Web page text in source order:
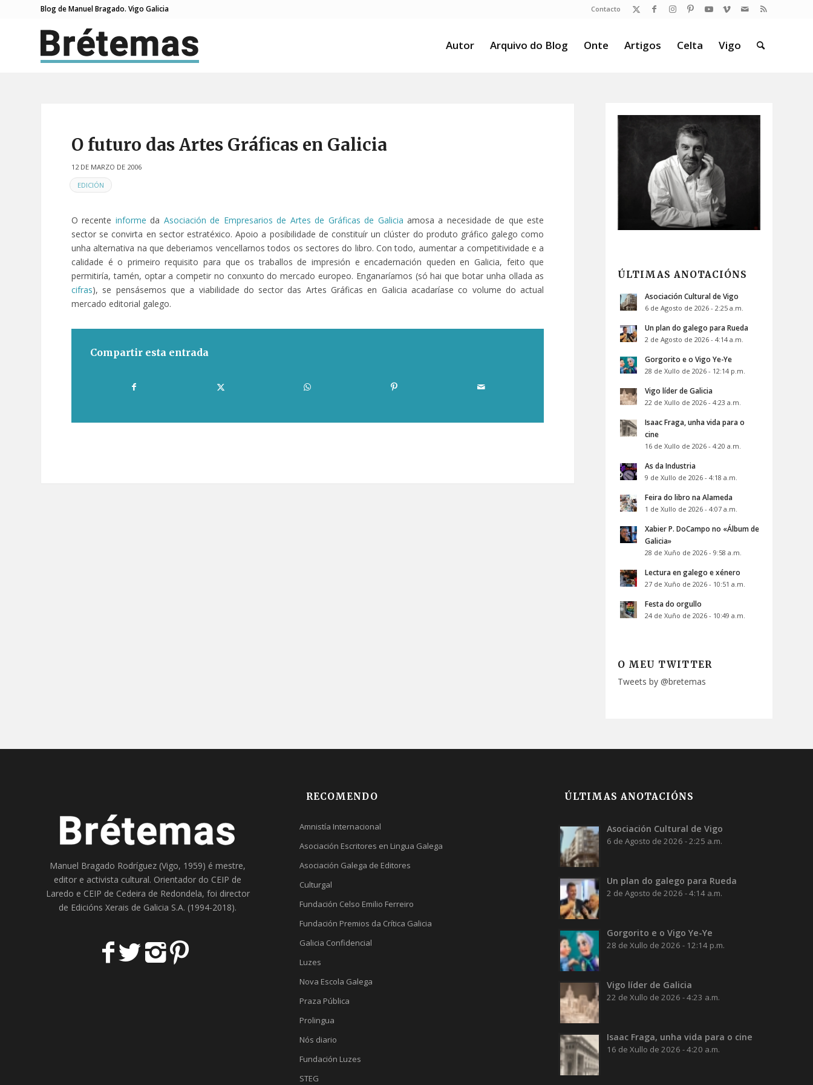
Contacto
Blog de Manuel Bragado. Vigo Galicia
Autor Arquivo do Blog Onte Artigos Celta Vigo
O futuro das Artes Gráficas en Galicia
12 DE MARZO DE 2006
EN
EDICIÓN
O recente informe da Asociación de Empresarios de Artes de Gráficas de Galicia amosa a necesidade de que este
sector se convirta en sector estratéxico. Apoio a posibilidade de constituír un clúster do produto gráfico galego como
unha alternativa na que deberiamos vencellarnos todos os sectores do libro. Con todo, aumentar a competitividade e a
calidade é o primeiro requisito para que os traballos de impresión e encadernación queden en Galicia, feito que
permitiría, tamén, optar a competir no conxunto do mercado europeo. Enganaríamos (só hai que botar unha ollada as
cifras), se pensásemos que a viabilidade do sector das Artes Gráficas en Galicia acadaríase co volume do actual
mercado editorial galego.
Compartir esta entrada
ÚLTIMAS ANOTACIÓNS
Asociación Cultural de Vigo
6 de Agosto de 2026 - 2:25 a.m.
Un plan do galego para Rueda
2 de Agosto de 2026 - 4:14 a.m.
Gorgorito e o Vigo Ye-Ye
28 de Xullo de 2026 - 12:14 p.m.
Vigo líder de Galicia
22 de Xullo de 2026 - 4:23 a.m.
Isaac Fraga, unha vida para o
cine
16 de Xullo de 2026 - 4:20 a.m.
As da Industria
9 de Xullo de 2026 - 4:18 a.m.
Feira do libro na Alameda
1 de Xullo de 2026 - 4:07 a.m.
Xabier P. DoCampo no «Álbum de
Galicia»
28 de Xuño de 2026 - 9:58 a.m.
Lectura en galego e xénero
27 de Xuño de 2026 - 10:51 a.m.
Festa do orgullo
24 de Xuño de 2026 - 10:49 a.m.
O MEU TWITTER
Tweets by @bretemas
Manuel Bragado Rodríguez (Vigo, 1959) é mestre,
editor e activista cultural. Orientador do CEIP de
Laredo e CEIP de Cedeira de Redondela, foi director
de Edicións Xerais de Galicia S.A. (1994-2018).
RECOMENDO
Amnistía Internacional
Asociación Escritores en Lingua Galega
Asociación Galega de Editores
Culturgal
Fundación Celso Emilio Ferreiro
Fundación Premios da Crítica Galicia
Galicia Confidencial
Luzes
Nova Escola Galega
Praza Pública
Prolingua
Nós diario
Fundación Luzes
STEG
ÚLTIMAS ANOTACIÓNS
Asociación Cultural de Vigo
6 de Agosto de 2026 - 2:25 a.m.
Un plan do galego para Rueda
2 de Agosto de 2026 - 4:14 a.m.
Gorgorito e o Vigo Ye-Ye
28 de Xullo de 2026 - 12:14 p.m.
Vigo líder de Galicia
22 de Xullo de 2026 - 4:23 a.m.
Isaac Fraga, unha vida para o cine
16 de Xullo de 2026 - 4:20 a.m.